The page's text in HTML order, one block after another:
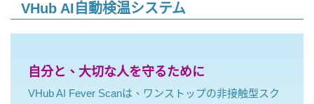
VHub AI自動検温システム
自分と、大切な人を守るために
VHub AI Fever Scanは、ワンストップの非接触型スク